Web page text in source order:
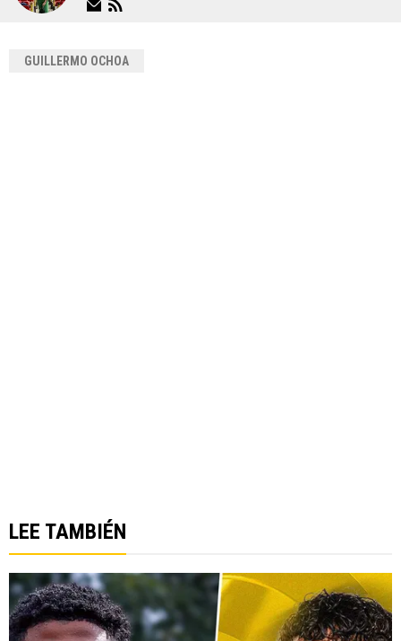
GUILLERMO OCHOA